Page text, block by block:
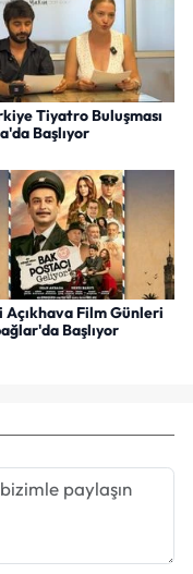
Tiyatro Buluşması
Başlıyor
Açıkhava Film Günleri
Başlıyor